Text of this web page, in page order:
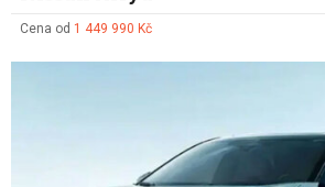
Cena od 1 449 990 Kč